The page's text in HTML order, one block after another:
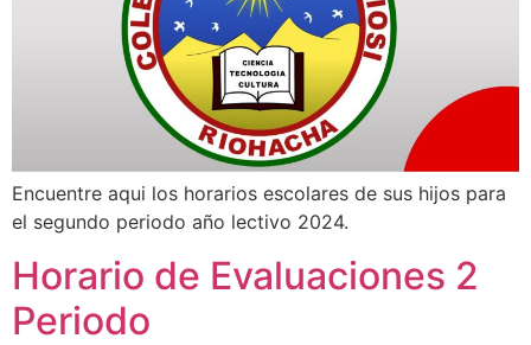
Encuentre aqui los horarios escolares de sus hijos para
el segundo periodo año lectivo 2024.
Horario de Evaluaciones 2
Periodo